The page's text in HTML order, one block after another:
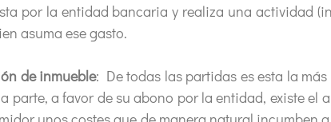
por la entidad bancaria y realiza una actividad
asuma ese gasto.
de inmueble: De todas las partidas es esta la
parte, a favor de su abono por la entidad, existe